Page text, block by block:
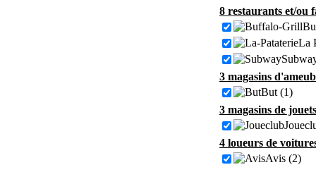
8 restaurants et/ou
La
3 magasins
But (1)
3 magasins de
4 loueurs de
Avis (2)